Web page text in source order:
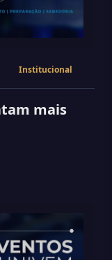
Institucional
mais